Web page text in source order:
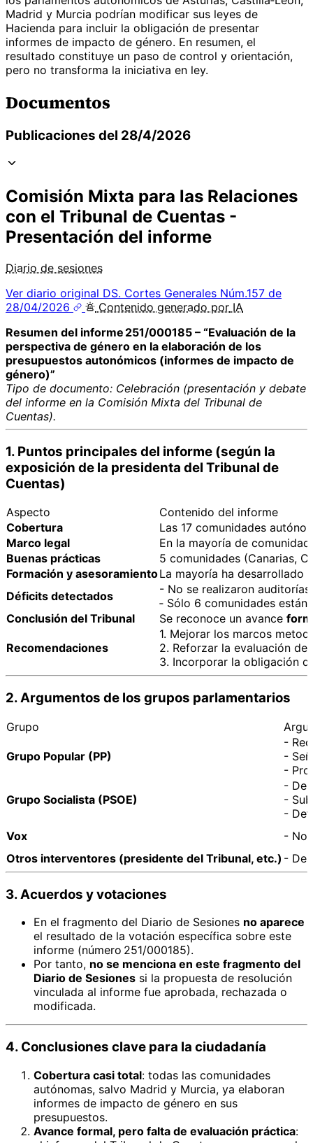
Madrid y Murcia podrían modificar sus leyes de
Hacienda para incluir la obligación de presentar
informes de impacto de género. En resumen, el
resultado constituye un paso de control y orientación,
pero no transforma la iniciativa en ley.
Documentos
Publicaciones del 28/4/2026
Comisión Mixta para las Relaciones
con el Tribunal de Cuentas -
Presentación del informe
Diario de sesiones
Ver diario original DS. Cortes Generales Núm.157 de
28/04/2026
Contenido generado por IA
Resumen del informe 251/000185 – “Evaluación de la
perspectiva de género en la elaboración de los
presupuestos autonómicos (informes de impacto de
género)”
Tipo de documento: Celebración (presentación y debate
del informe en la Comisión Mixta del Tribunal de
Cuentas).
1. Puntos principales del informe (según la
exposición de la presidenta del Tribunal de
Cuentas)
Aspecto
Contenido del informe
Cobertura
Las 17 comunidades
Marco legal
En la mayoría de
Buenas prácticas
5 comunidades (Canarias,
Formación y asesoramientoLa mayoría ha desarrollado
Déficits detectados
- No se realizaron
‑ Sólo 6 comunidades
Conclusión del Tribunal
Se reconoce un avance
Recomendaciones
1. Mejorar los marcos
2. Reforzar la evaluación de
3. Incorporar la obligación
2. Argumentos de los grupos parlamentarios
Grupo
Grupo Popular (PP)
-
-
-
Grupo Socialista (PSOE)
-
-
-
Vox
- No
Otros interventores (presidente del Tribunal, etc.) -
3. Acuerdos y votaciones
En el fragmento del Diario de Sesiones no aparece
el resultado de la votación específica sobre este
informe (número 251/000185).
Por tanto, no se menciona en este fragmento del
Diario de Sesiones si la propuesta de resolución
vinculada al informe fue aprobada, rechazada o
modificada.
4. Conclusiones clave para la ciudadanía
Cobertura casi total: todas las comunidades
autónomas, salvo Madrid y Murcia, ya elaboran
informes de impacto de género en sus
presupuestos.
Avance formal, pero falta de evaluación práctica: